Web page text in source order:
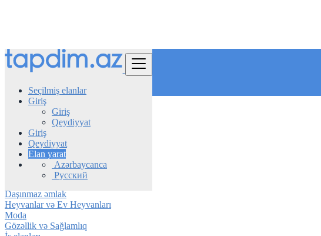
Seçilmiş elanlar
Giriş
Giriş
Qeydiyyat
Giriş
Qeydiyyat
Elan yarat
Azərbaycanca
Русский
Tap
Azerbaijan
Lənkəran
Avtomobil
Telefon & Planşet
Elektronika
Mebel & Məişət texnikası
Daşınmaz əmlak
Heyvanlar və Ev Heyvanları
Moda
Gözəllik və Sağlamlıq